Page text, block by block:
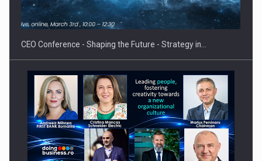
Hard Enduro Piatra Craiului 2026, fueled by benzinariile RO…
CEO Conference - Shaping the Future - Strategy in…